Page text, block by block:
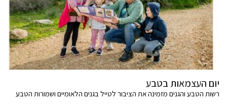
יום העצמאות בטבע
רשות הטבע והגנים מזמינה את הציבור לטייל בגנים הלאומיים ושמורות הטבע